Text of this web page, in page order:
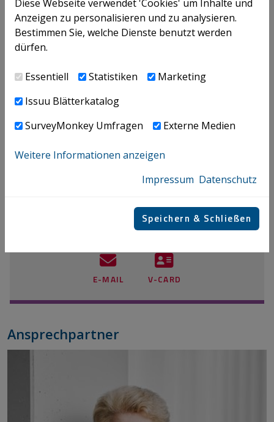
gesamten Lebenszyklus eines Produktes bzw. einer
Dienstleistung.
Gerne werden wir Sie im Rahmen unseres Newsletters
diesem Themenkomplex informieren.
Guidance,EFRAG IG 2 Value Chain_final.pdf
Autoren
Vrba Maria
E-MAIL V-CARD
Ansprechpartner
Diese Webseite verwendet 'Cookies' um Inhalte und
Anzeigen zu personalisieren und zu analysieren.
Bestimmen Sie, welche Dienste benutzt werden
dürfen.
Essentiell Statistiken
Marketing
Issuu Blätterkatalog
SurveyMonkey Umfragen
Externe Medien
Weitere Informationen anzeigen
Impressum Datenschutz
Speichern & Schließen